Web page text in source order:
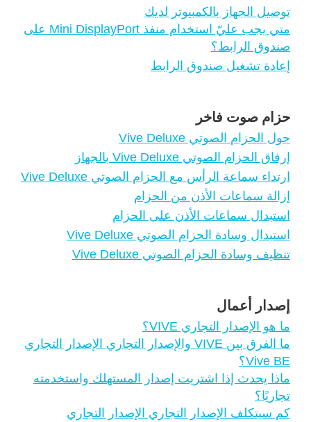
توصيل الجهاز بالكمبيوتر لديك
متي يجب عليّ استخدام منفذ Mini DisplayPort على
صندوق الرابط؟
إعادة تشغيل صندوق الرابط
حزام صوت فاخر
حول الحزام الصوتي Vive Deluxe
إرفاق الحزام الصوتي Vive Deluxe بالجهاز
ارتداء سماعة الرأس مع الحزام الصوتي Vive Deluxe
إزالة سماعات الأذن من الحزام
استبدال سماعات الأذن على الحزام
استبدال وسادة الحزام الصوتي Vive Deluxe
تنظيف وسادة الحزام الصوتي Vive Deluxe
إصدار أعمال
ما هو الإصدار التجاري VIVE؟
ما الفرق بين VIVE والإصدار التجاري الإصدار التجاري
Vive BE؟
ماذا يحدث إذا اشتريت إصدار المستهلك واستخدمته
تجاريًا؟
كم سيتكلف الإصدار التجاري الإصدار التجاري